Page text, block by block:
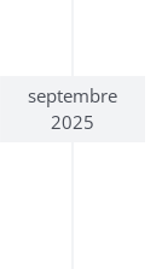
septembre
2025